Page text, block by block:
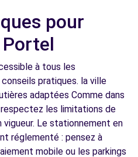
pour
à tous les
pratiques. la ville
adaptées Comme dans
les limitations de
Le stationnement en
réglementé : pensez à
mobile ou les parkings